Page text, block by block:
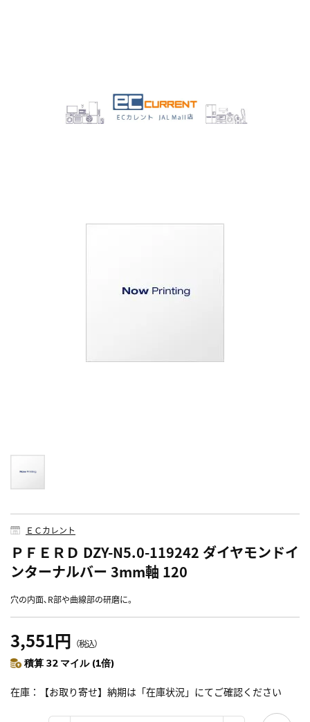
ＥＣカレント
ＰＦＥＲＤ DZY-N5.0-119242 ダイヤモンドイ
ンターナルバー 3mm軸 120
穴の内面､R部や曲線部の研磨に。
3,551円 （税込）
積算 32 マイル (1倍)
在庫 【お取り寄せ】納期は「在庫状況」にてご確認ください